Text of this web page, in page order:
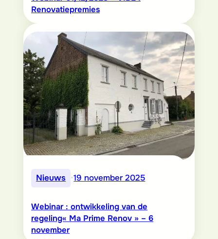
Renovatiepremies
Nieuws •19 november 2025
Webinar : ontwikkeling van de
regeling« Ma Prime Renov » – 6
november